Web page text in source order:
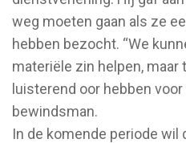
weg moeten gaan als ze
hebben bezocht. “We
materiële zin helpen,
luisterend oor hebben voor
bewindsman.
In de komende periode